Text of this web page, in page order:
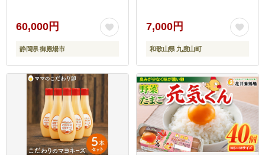
飯 生卵 鶏卵 卵焼き 国産
御殿場産 ※北海道・沖
縄・離島への配送不可
60,000円
静岡県 御殿場市
7,000円
和歌山県 九度山町